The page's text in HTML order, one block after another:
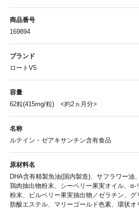
商品番号
169894
ブランド
ロートV5
容量
62粒(415mg/粒) <約2ヵ月分>
名称
ルテイン・ゼアキサンチン含有食品
原材料名
DHA含有精製魚油(国内製造)、サフラワー油
鶏肉抽出物粉末、シーベリー果実オイル、α-
粉末、ビルベリー果実抽出物／ゼラチン、
肪酸エステル、マリーゴールド色素、環状